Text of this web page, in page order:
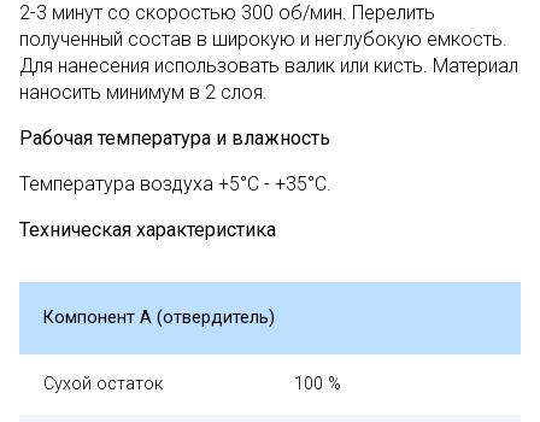
2-3 минут со скоростью 300 об/мин. Перелить
полученный состав в широкую и неглубокую емкость.
Для нанесения использовать валик или кисть. Материал
наносить минимум в 2 слоя.
Рабочая температура и влажность
Температура воздуха +5°С - +35°С.
Техническая характеристика
Компонент А (отвердитель)
Сухой остаток 100 %